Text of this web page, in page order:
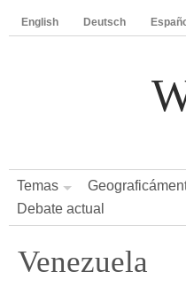
English Deutsch
Temas
Debate actual
Venezuela